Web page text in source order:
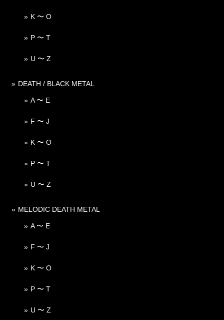
K 〜 O
P 〜 T
U 〜 Z
DEATH / BLACK METAL
A 〜 E
F 〜 J
K 〜 O
P 〜 T
U 〜 Z
MELODIC DEATH METAL
A 〜 E
F 〜 J
K 〜 O
P 〜 T
U 〜 Z